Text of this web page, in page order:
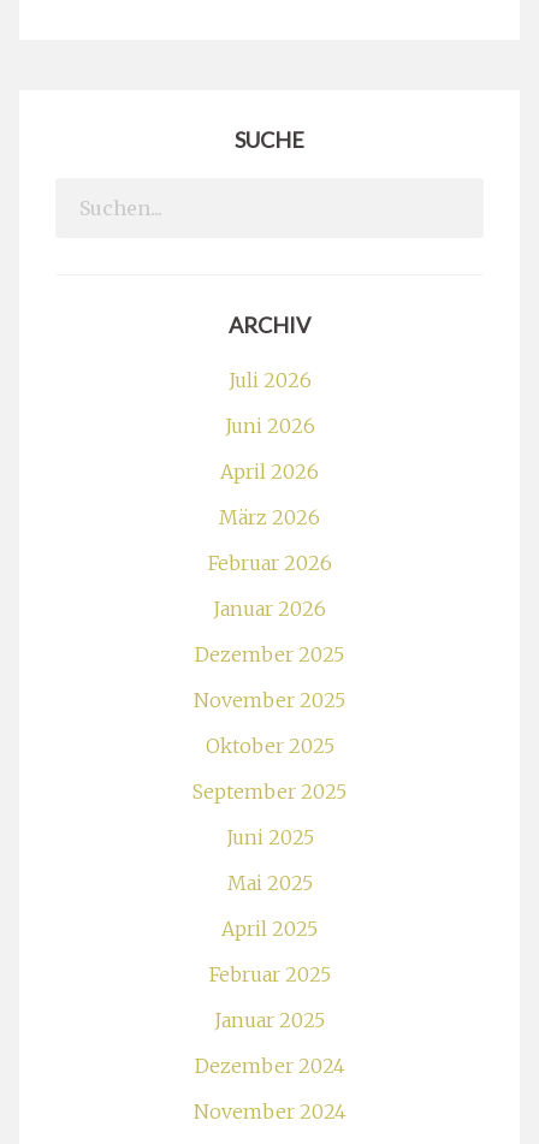
SUCHE
Search
ARCHIV
Juli 2026
Juni 2026
April 2026
März 2026
Februar 2026
Januar 2026
Dezember 2025
November 2025
Oktober 2025
September 2025
Juni 2025
Mai 2025
April 2025
Februar 2025
Januar 2025
Dezember 2024
November 2024